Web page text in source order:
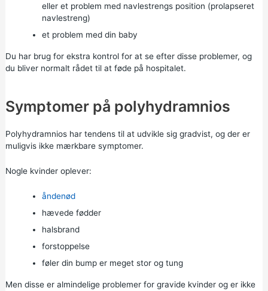
eller et problem med navlestrengs position (prolapseret
navlestreng)
et problem med din baby
Du har brug for ekstra kontrol for at se efter disse problemer, og
du bliver normalt rådet til at føde på hospitalet.
Symptomer på polyhydramnios
Polyhydramnios har tendens til at udvikle sig gradvist, og der er
muligvis ikke mærkbare symptomer.
Nogle kvinder oplever:
åndenød
hævede fødder
halsbrand
forstoppelse
føler din bump er meget stor og tung
Men disse er almindelige problemer for gravide kvinder og er ikke